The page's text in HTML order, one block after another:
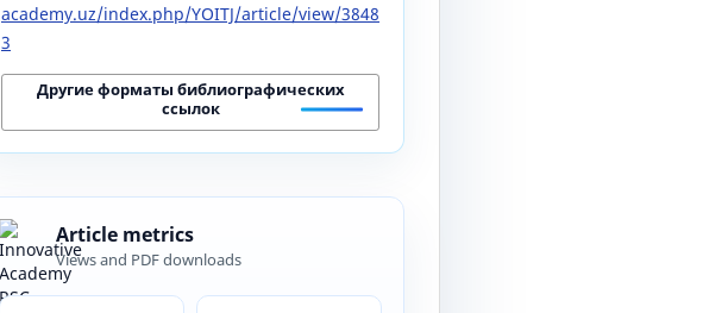
academy.uz/index.php/YOITJ/article/view/3848
3
Другие форматы библиографических
ссылок
Article metrics
Views and PDF downloads